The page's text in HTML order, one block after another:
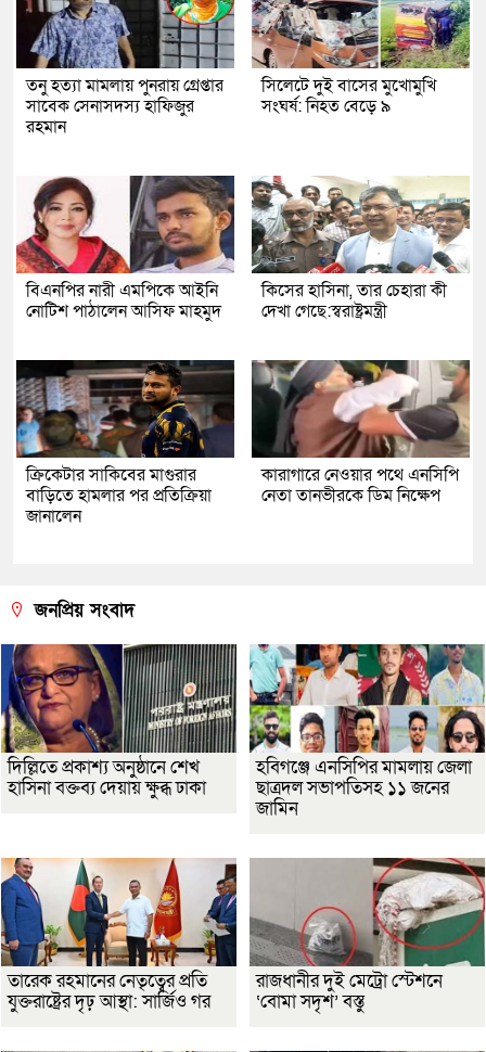
তনু হত্যা মামলায় পুনরায় গ্রেপ্তার
সাবেক সেনাসদস্য হাফিজুর
রহমান
সিলেটে দুই বাসের মুখোমুখি
সংঘর্ষ: নিহত বেড়ে ৯
বিএনপির নারী এমপিকে আইনি
নোটিশ পাঠালেন আসিফ মাহমুদ
কিসের হাসিনা, তার চেহারা কী
দেখা গেছে:স্বরাষ্ট্রমন্ত্রী
ক্রিকেটার সাকিবের মাগুরার
বাড়িতে হামলার পর প্রতিক্রিয়া
জানালেন
কারাগারে নেওয়ার পথে এনসিপি
নেতা তানভীরকে ডিম নিক্ষেপ
জনপ্রিয় সংবাদ
দিল্লিতে প্রকাশ্য অনুষ্ঠানে শেখ
হাসিনা বক্তব্য দেয়ায় ক্ষুব্ধ ঢাকা
হবিগঞ্জে এনসিপির মামলায় জেলা
ছাত্রদল সভাপতিসহ ১১ জনের
জামিন
তারেক রহমানের নেতৃত্বের প্রতি
যুক্তরাষ্ট্রের দৃঢ় আস্থা: সার্জিও গর
রাজধানীর দুই মেট্রো স্টেশনে
‘বোমা সদৃশ’ বস্তু